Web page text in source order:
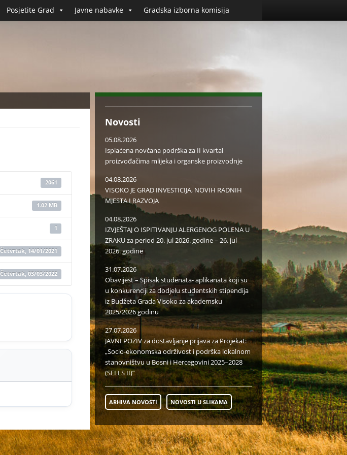
Posjetite Grad Javne nabavke Gradska izborna komisija
2061
1.02 MB
1
Četvrtak, 14/01/2021
Četvrtak, 03/03/2022
Novosti
05.08.2026
Isplaćena novčana podrška za II kvartal
proizvođačima mlijeka i organske proizvodnje
04.08.2026
VISOKO JE GRAD INVESTICIJA, NOVIH RADNIH
MJESTA I RAZVOJA
04.08.2026
IZVJEŠTAJ O ISPITIVANJU ALERGENOG POLENA U
ZRAKU za period 20. jul 2026. godine – 26. jul
2026. godine
31.07.2026
Obavijest – Spisak studenata- aplikanata koji su
u konkurenciji za dodjelu studentskih stipendija
iz Budžeta Grada Visoko za akademsku
2025/2026 godinu
27.07.2026
JAVNI POZIV za dostavljanje prijava za Projekat:
„Socio-ekonomska održivost i podrška lokalnom
stanovništvu u Bosni i Hercegovini 2025–2028
(SELLS II)”
ARHIVA NOVOSTI NOVOSTI U SLIKAMA